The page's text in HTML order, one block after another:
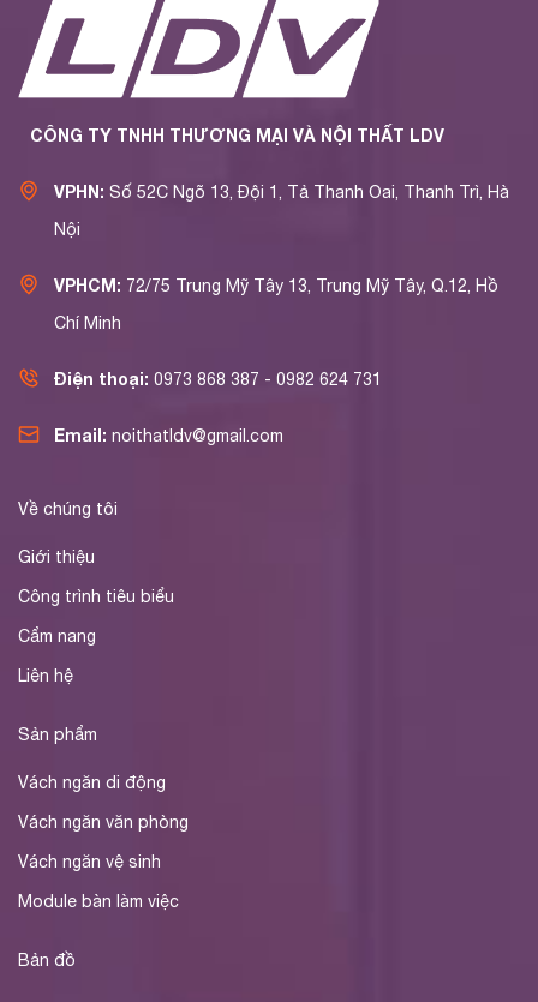
CÔNG TY TNHH THƯƠNG MẠI VÀ NỘI THẤT LDV
VPHN: Số 52C Ngõ 13, Đội 1, Tả Thanh Oai, Thanh Trì, Hà
Nội
VPHCM: 72/75 Trung Mỹ Tây 13, Trung Mỹ Tây, Q.12, Hồ
Chí Minh
Điện thoại: 0973 868 387 - 0982 624 731
Email: noithatldv@gmail.com
Về chúng tôi
Giới thiệu
Công trình tiêu biểu
Cẩm nang
Liên hệ
Sản phẩm
Vách ngăn di động
Vách ngăn văn phòng
Vách ngăn vệ sinh
Module bàn làm việc
Bản đồ